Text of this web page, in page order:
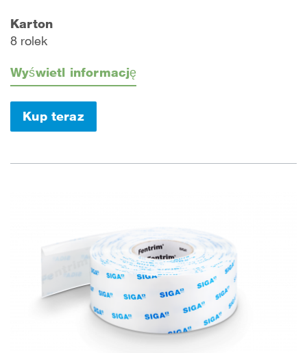
Karton
8 rolek
Wyświetl informację
Kup teraz